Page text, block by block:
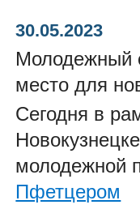
30.05.2023
Молодежный
место для
Сегодня в
молодежной
Пфетцером